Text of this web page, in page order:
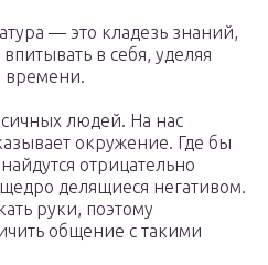
— это кладезь знаний,
в себя, уделяя
времени.
людей. На нас
окружение. Где бы
отрицательно
делящиеся негативом.
руки, поэтому
общение с такими